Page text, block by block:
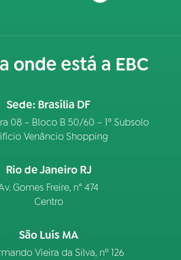
onde está a EBC
Sede: Brasília DF
08 – Bloco B 50/60 – 1º Subsolo
Venâncio Shopping
Rio de Janeiro RJ
Gomes Freire, n° 474
Centro
São Luís MA
Vieira da Silva, nº 126